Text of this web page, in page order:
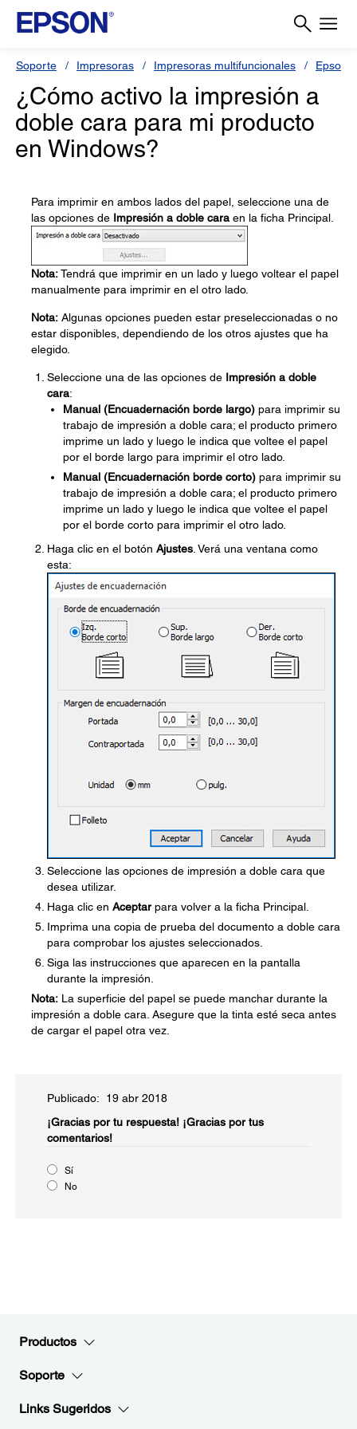
Soporte Impresoras Impresoras multifuncionales Epson L
¿Cómo activo la impresión a
doble cara para mi producto
en Windows?
Para imprimir en ambos lados del papel, seleccione una de
las opciones de Impresión a doble cara en la ficha Principal.
Nota:Tendrá que imprimir en un lado y luego voltear el papel
manualmente para imprimir en el otro lado.
Nota: Algunas opciones pueden estar preseleccionadas o no
estar disponibles, dependiendo de los otros ajustes que ha
elegido.
Seleccione una de las opciones de Impresión a doble
cara:
Manual (Encuadernación borde largo) para imprimir su
trabajo de impresión a doble cara; el producto primero
imprime un lado y luego le indica que voltee el papel
por el borde largo para imprimir el otro lado.
Manual (Encuadernación borde corto) para imprimir su
trabajo de impresión a doble cara; el producto primero
imprime un lado y luego le indica que voltee el papel
por el borde corto para imprimir el otro lado.
Haga clic en el botón Ajustes . Verá una ventana como
esta:
Seleccione las opciones de impresión a doble cara que
desea utilizar.
Haga clic en Aceptarpara volver a la ficha Principal.
Imprima una copia de prueba del documento a doble cara
para comprobar los ajustes seleccionados.
Siga las instrucciones que aparecen en la pantalla
durante la impresión.
Nota: La superficie del papel se puede manchar durante la
impresión a doble cara. Asegure que la tinta esté seca antes
de cargar el papel otra vez.
Publicado: 19 abr 2018
¡Gracias por tu respuesta! ¡Gracias por tus
comentarios!
Sí
No
Productos
Soporte
Links Sugeridos